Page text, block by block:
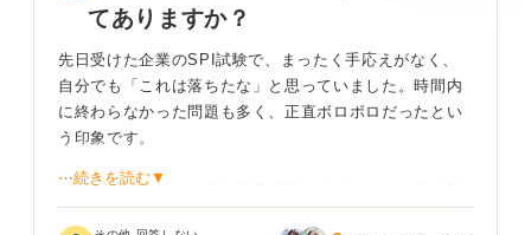
てありますか？
先日受けた企業のSPI試験で、まったく手応えがなく、
自分でも「これは落ちたな」と思っていました。時間内
に終わらなかった問題も多く、正直ボロボロだったとい
う印象です。
ところが、意外にも書類選考通過の連絡があり、正直驚
⋯続きを読む▼